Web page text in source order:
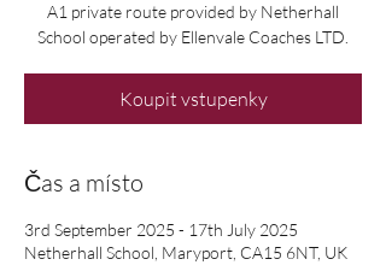
A1 private route provided by Netherhall
Koupit vstupenky
Čas a místo
3rd September 2025 - 17th July 2025
Netherhall School, Maryport, CA15 6NT, UK